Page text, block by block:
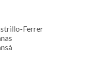
Ferrer